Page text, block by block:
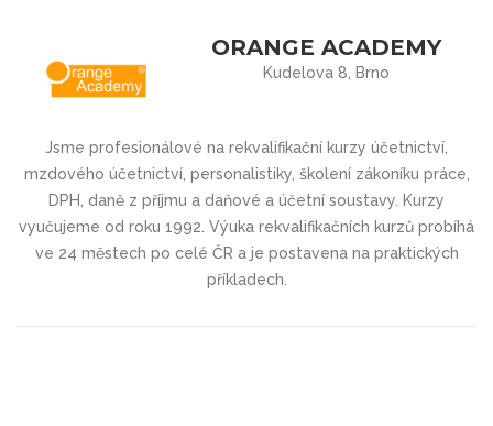
ORANGE ACADEMY
Kudelova 8, Brno
Jsme profesionálové na rekvalifikační kurzy účetnictví,
mzdového účetnictví, personalistiky, školení zákoníku práce,
DPH, daně z příjmu a daňové a účetní soustavy. Kurzy
vyučujeme od roku 1992. Výuka rekvalifikačních kurzů probíhá
ve 24 městech po celé ČR a je postavena na praktických
příkladech.